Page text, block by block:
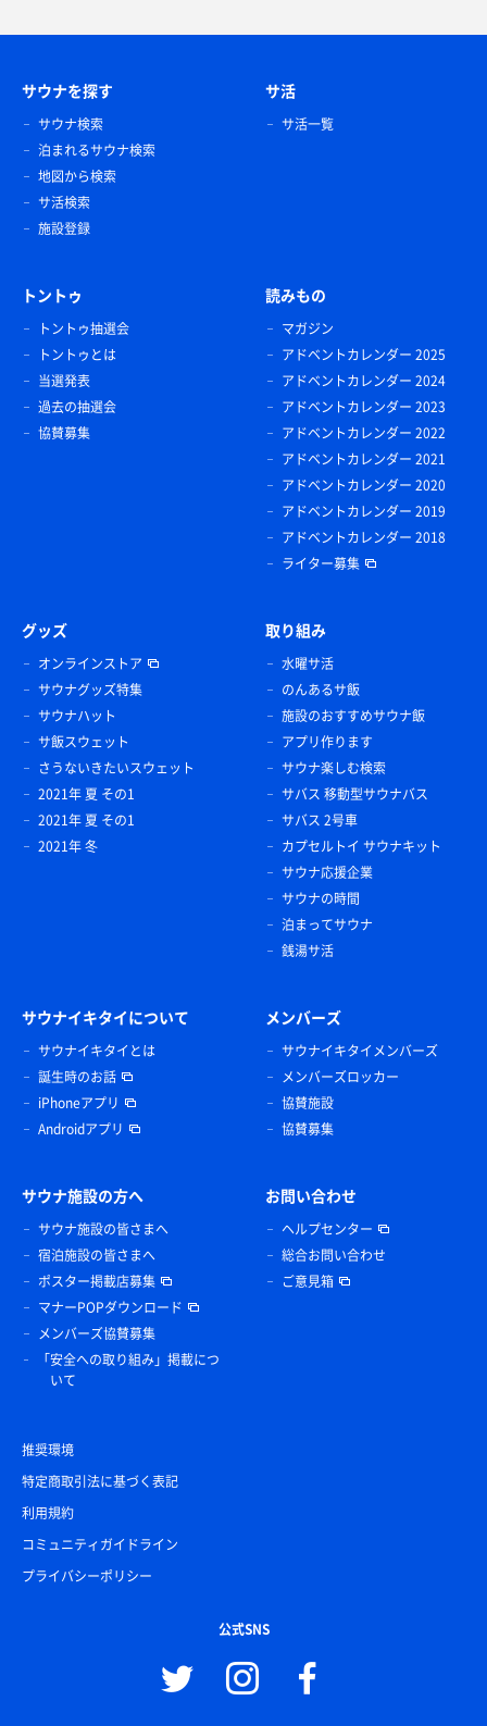
サウナを探す
サウナ検索
泊まれるサウナ検索
地図から検索
サ活検索
施設登録
サ活
サ活一覧
トントゥ
トントゥ抽選会
トントゥとは
当選発表
過去の抽選会
協賛募集
読みもの
マガジン
アドベントカレンダー 2025
アドベントカレンダー 2024
アドベントカレンダー 2023
アドベントカレンダー 2022
アドベントカレンダー 2021
アドベントカレンダー 2020
アドベントカレンダー 2019
アドベントカレンダー 2018
ライター募集
グッズ
オンラインストア
サウナグッズ特集
サウナハット
サ飯スウェット
さうないきたいスウェット
2021年 夏 その1
2021年 夏 その1
2021年 冬
取り組み
水曜サ活
のんあるサ飯
施設のおすすめサウナ飯
アプリ作ります
サウナ楽しむ検索
サバス 移動型サウナバス
サバス 2号車
カプセルトイ サウナキット
サウナ応援企業
サウナの時間
泊まってサウナ
銭湯サ活
サウナイキタイについて
サウナイキタイとは
誕生時のお話
iPhoneアプリ
Androidアプリ
メンバーズ
サウナイキタイメンバーズ
メンバーズロッカー
協賛施設
協賛募集
サウナ施設の方へ
サウナ施設の皆さまへ
宿泊施設の皆さまへ
ポスター掲載店募集
マナーPOPダウンロード
メンバーズ協賛募集
「安全への取り組み」掲載につ
いて
お問い合わせ
ヘルプセンター
総合お問い合わせ
ご意見箱
推奨環境
特定商取引法に基づく表記
利用規約
コミュニティガイドライン
プライバシーポリシー
公式SNS